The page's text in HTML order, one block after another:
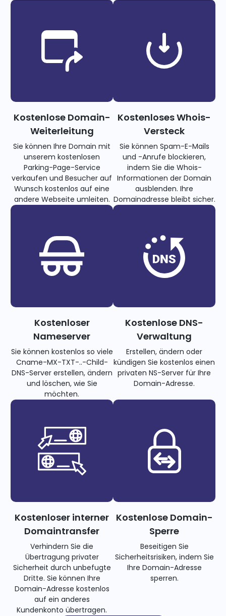
Kostenlose Domain-
Weiterleitung
Sie können Ihre Domain mit
unserem kostenlosen
Parking-Page-Service
verkaufen und Besucher auf
Wunsch kostenlos auf eine
andere Webseite umleiten.
Kostenloses Whois-
Versteck
Sie können Spam-E-Mails
und -Anrufe blockieren,
indem Sie die Whois-
Informationen der Domain
ausblenden. Ihre
Domainadresse bleibt sicher.
Kostenloser
Nameserver
Sie können kostenlos so viele
Cname-MX-TXT-..-Child-
DNS-Server erstellen, ändern
und löschen, wie Sie
möchten.
Kostenlose DNS-
Verwaltung
Erstellen, ändern oder
kündigen Sie kostenlos einen
privaten NS-Server für Ihre
Domain-Adresse.
Kostenloser interner
Domaintransfer
Verhindern Sie die
Übertragung privater
Sicherheit durch unbefugte
Dritte. Sie können Ihre
Domain-Adresse kostenlos
auf ein anderes
Kundenkonto übertragen.
Kostenlose Domain-
Sperre
Beseitigen Sie
Sicherheitsrisiken, indem Sie
Ihre Domain-Adresse
sperren.